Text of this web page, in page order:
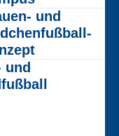
und
und